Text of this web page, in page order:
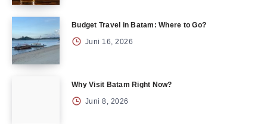
Budget Travel in Batam: Where to Go?
Juni 16, 2026
Why Visit Batam Right Now?
Juni 8, 2026